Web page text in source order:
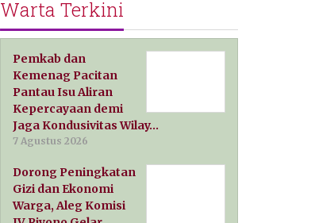
Warta Terkini
Pemkab dan
Kemenag Pacitan
Pantau Isu Aliran
Kepercayaan demi
Jaga Kondusivitas Wilay…
7 Agustus 2026
Dorong Peningkatan
Gizi dan Ekonomi
Warga, Aleg Komisi